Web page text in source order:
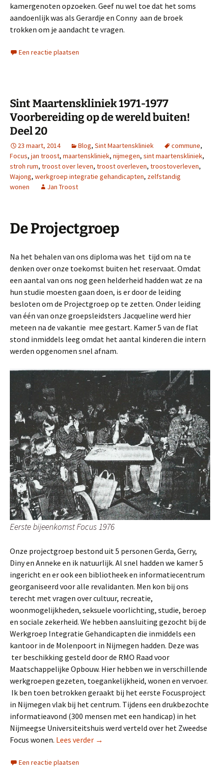
kamergenoten opzoeken. Geef nu wel toe dat het soms
aandoenlijk was als Gerardje en Conny aan de broek
trokken om je aandacht te vragen.
Een reactie plaatsen
Sint Maartenskliniek 1971-1977
Voorbereiding op de wereld buiten!
Deel 20
23 maart, 2014 Blog, Sint Maartenskliniek commune,
Focus, jan troost, maartenskliniek, nijmegen, sint maartenskliniek,
stroh rum, troost over leven, troost overleven, troostoverleven,
Wajong, werkgroep integratie gehandicapten, zelfstandig
wonen
Jan Troost
De Projectgroep
Na het behalen van ons diploma was het tijd om na te
denken over onze toekomst buiten het reservaat. Omdat
een aantal van ons nog geen helderheid hadden wat ze na
hun studie moesten gaan doen, is er door de leiding
besloten om de Projectgroep op te zetten. Onder leiding
van één van onze groepsleidsters Jacqueline werd hier
meteen na de vakantie mee gestart. Kamer 5 van de flat
stond inmiddels leeg omdat het aantal kinderen die intern
werden opgenomen snel afnam.
Eerste bijeenkomst Focus 1976
Onze projectgroep bestond uit 5 personen Gerda, Gerry,
Diny en Anneke en ik natuurlijk. Al snel hadden we kamer 5
ingericht en er ook een bibliotheek en informatiecentrum
georganiseerd voor alle revalidanten. Men kon bij ons
terecht met vragen over cultuur, recreatie,
woonmogelijkheden, seksuele voorlichting, studie, beroep
en sociale zekerheid. We hebben aansluiting gezocht bij de
Werkgroep Integratie Gehandicapten die inmiddels een
kantoor in de Molenpoort in Nijmegen hadden. Deze was
ter beschikking gesteld door de RMO Raad voor
Maatschappelijke Opbouw. Hier hebben we in verschillende
werkgroepen gezeten, toegankelijkheid, wonen en vervoer.
Ik ben toen betrokken geraakt bij het eerste Focusproject
in Nijmegen vlak bij het centrum. Tijdens een drukbezochte
informatieavond (300 mensen met een handicap) in het
Nijmeegse Universiteitshuis werd verteld over het Zweedse
Focus wonen. Lees verder Sint Maartenskliniek 1971-1977
→
Een reactie plaatsen